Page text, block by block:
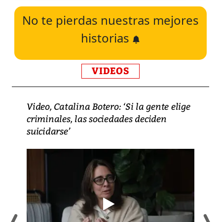
No te pierdas nuestras mejores
historias
VIDEOS
Video, Catalina Botero: ‘Si la gente elige
criminales, las sociedades deciden
suicidarse’